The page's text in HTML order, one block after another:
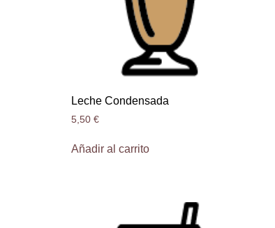
Leche Condensada
5,50 €
Añadir al carrito